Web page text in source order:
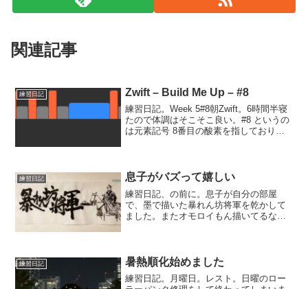
関連記事
練習日記 Zwift – Build Me Up – #8
練習日記。Week 5#8朝Zwift。6時間半寝
たので体調はそこそこ良い。#8 というの
は元素記号 8番目の酸素を指しており、
練習日記 息子がバズって嬉しい
練習日記、の前に。息子が自分の部屋
で、墨で描いた暴れん坊将軍を乾かして
ました。またオモロイもん描いてるなあ
に投稿したら、どん...
練習日記 暑熱順化始めました
練習日記。月曜日。レスト。日曜のロー